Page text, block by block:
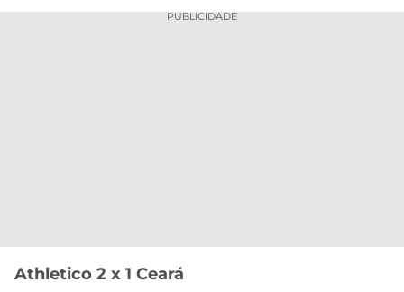
PUBLICIDADE
Athletico 2 x 1 Ceará